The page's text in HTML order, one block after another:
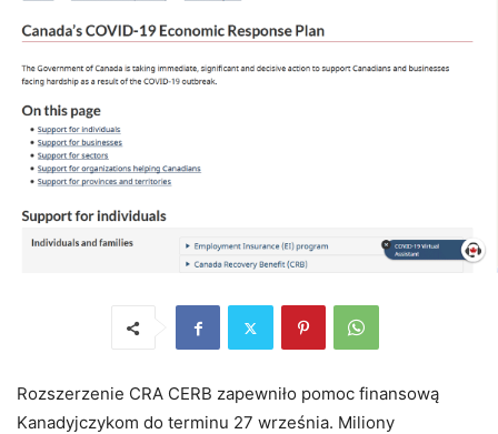
Rozszerzenie CRA CERB zapewniło pomoc finansową
Kanadyjczykom do terminu 27 września. Miliony